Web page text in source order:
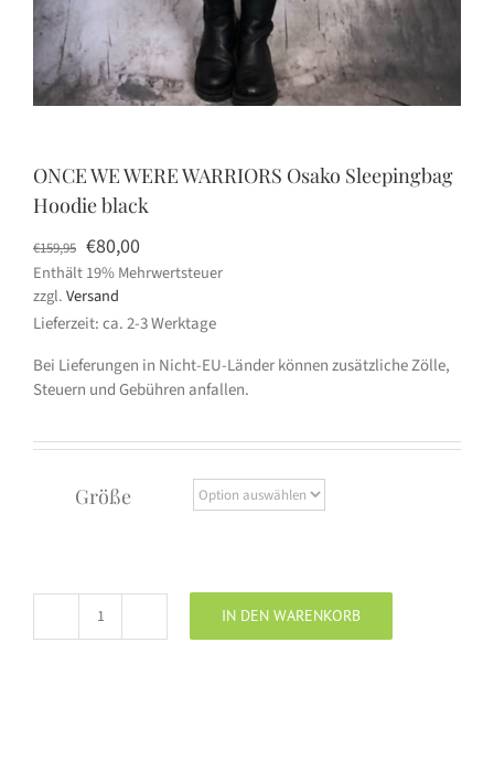
ONCE WE WERE WARRIORS Osako Sleepingbag
Hoodie black
€159,95 Ursprünglicher
Preis
war:
€159,95
€80,00Aktueller
Preis
€80,00.
Enthält 19% Mehrwertsteuer
zzgl.Versand
Lieferzeit: ca. 2-3 Werktage
Bei Lieferungen in Nicht-EU-Länder können zusätzliche Zölle,
Steuern und Gebühren anfallen.
Größe
ONCE
IN DEN WARENKORB